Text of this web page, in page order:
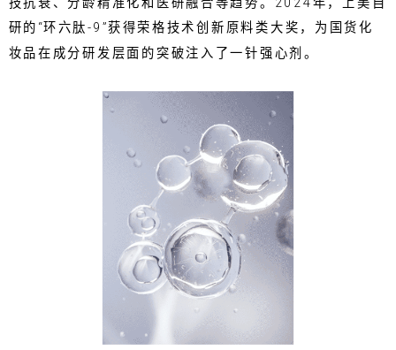
研的“环六肽-9”获得荣格技术创新原料类大奖，为国货化
妆品在成分研发层面的突破注入了一针强心剂。